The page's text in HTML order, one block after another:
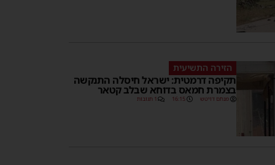
הזירה התשיעית
תקיפה דרמטית: ישראל חיסלה התנקשה
בצמרת חמאס בדוחא שבלב קטאר
מנחם דויטש 16:15 1 תגובות